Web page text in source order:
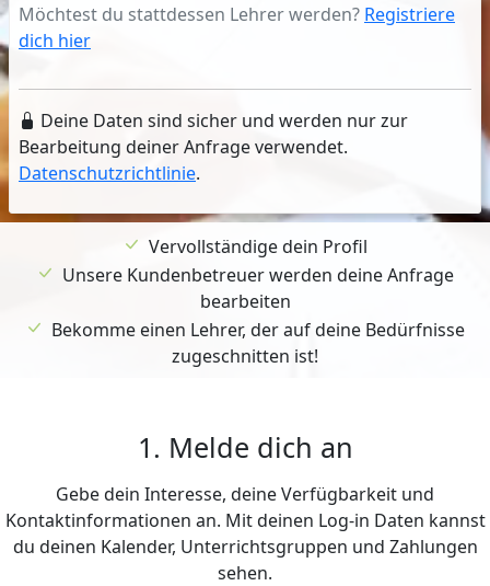
Möchtest du stattdessen Lehrer werden? Registriere
dich hier
Deine Daten sind sicher und werden nur zur
Bearbeitung deiner Anfrage verwendet.
Datenschutzrichtlinie.
Vervollständige dein Profil
Unsere Kundenbetreuer werden deine Anfrage
bearbeiten
Bekomme einen Lehrer, der auf deine Bedürfnisse
zugeschnitten ist!
1. Melde dich an
Gebe dein Interesse, deine Verfügbarkeit und
Kontaktinformationen an. Mit deinen Log-in Daten kannst
du deinen Kalender, Unterrichtsgruppen und Zahlungen
sehen.